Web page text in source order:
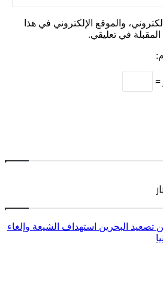
والموقع الإلكتروني في هذا
في تعليقي.
=